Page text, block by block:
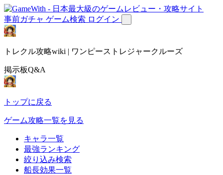
事前ガチャ ゲーム検索 ログイン
トレクル攻略wiki | ワンピーストレジャークルーズ
掲示板Q&A
トップに戻る
ゲーム攻略一覧を見る
キャラ一覧
最強ランキング
絞り込み検索
船長効果一覧